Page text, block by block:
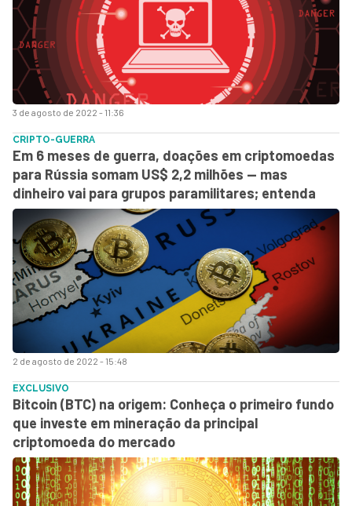
3 de agosto de 2022 - 11:36
2 de agosto de 2022 - 15:48
CRIPTO-GUERRA
Em 6 meses de guerra, doações em criptomoedas
para Rússia somam US$ 2,2 milhões — mas
dinheiro vai para grupos paramilitares; entenda
EXCLUSIVO
Bitcoin (BTC) na origem: Conheça o primeiro fundo
que investe em mineração da principal
criptomoeda do mercado